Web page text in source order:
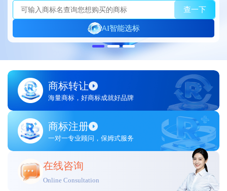
查一下
AI智能选标
商标转让
海量商标，好商标成就好品牌
商标注册
一对一专业顾问，保姆式服务
在线咨询
Online Consultation